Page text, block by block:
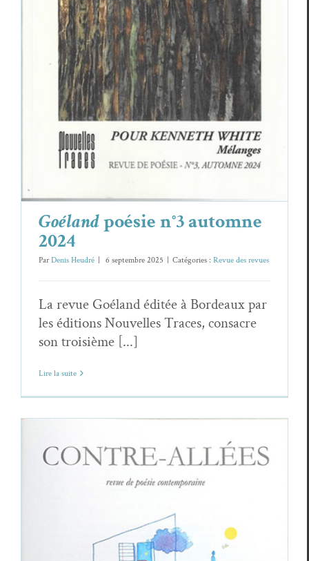
Revue des revues
Goélandpoésie n°3 automne
2024
ParDenis Heudré | 6 septembre 2025 | Catégories : Revue des revues
La revue Goéland éditée à Bordeaux par
les éditions Nouvelles Traces, consacre
son troisième [...]
Lire la suite